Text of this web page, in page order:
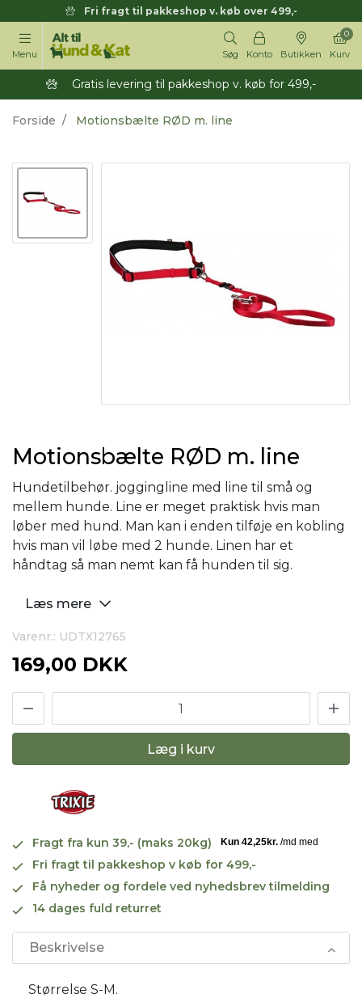
Fri fragt til pakkeshop v. køb over 499,-
Menu Søg Konto Butikken Kurv
0
Gratis levering til pakkeshop v. køb for 499,-
Forside Motionsbælte RØD m. line
Motionsbælte RØD m. line
Hundetilbehør. joggingline med line til små og
mellem hunde. Line er meget praktisk hvis man
løber med hund. Man kan i enden tilføje en kobling
hvis man vil løbe med 2 hunde. Linen har et
håndtag så man nemt kan få hunden til sig.
Læs mere
Varenr.: UDTX12765
169,00 DKK
Læg i kurv
Fragt fra kun 39,- (maks 20kg)
Fri fragt til pakkeshop v køb for 499,-
Få nyheder og fordele ved nyhedsbrev tilmelding
14 dages fuld returret
Beskrivelse
Størrelse S-M.